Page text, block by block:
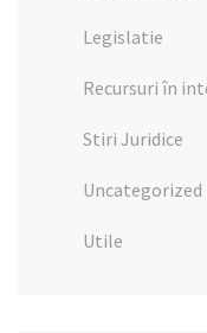
Legislatie
Recursuri în
Stiri Juridice
Uncategorized
Utile